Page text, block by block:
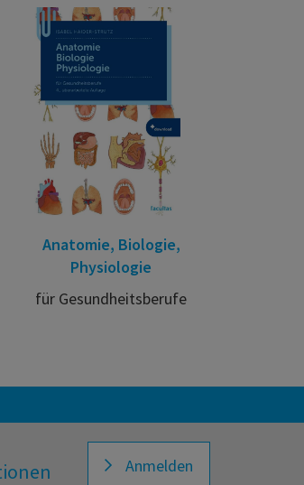
Anatomie, Biologie,
Physiologie
für Gesundheitsberufe
Anmelden